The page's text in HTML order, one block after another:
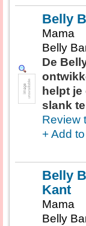
Belly
Mama
Belly
De
helpt
slank
Review
+ Add
Belly
Kant
Mama
Belly